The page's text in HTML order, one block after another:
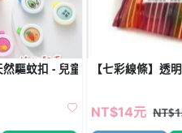
然驅蚊扣 - 兒童孕婦防蚊手環
【七彩線條】透
NT$14元